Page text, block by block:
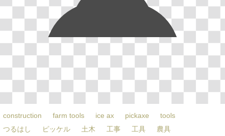
construction farm tools ice ax pickaxe
tools
つるはし
ピッケル 土木 工事 工具 農具